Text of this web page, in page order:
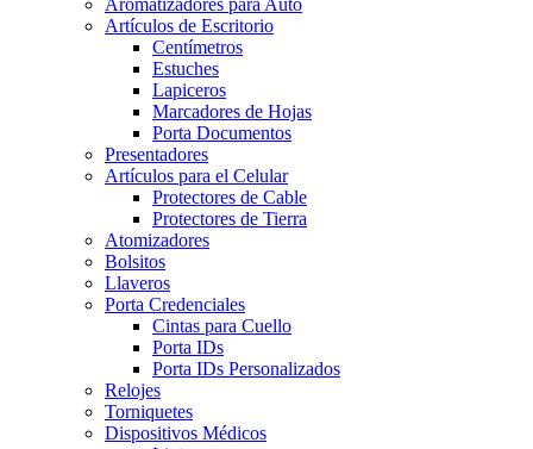
Aromatizadores para Auto
Artículos de Escritorio
Centímetros
Estuches
Lapiceros
Marcadores de Hojas
Porta Documentos
Presentadores
Artículos para el Celular
Protectores de Cable
Protectores de Tierra
Atomizadores
Bolsitos
Llaveros
Porta Credenciales
Cintas para Cuello
Porta IDs
Porta IDs Personalizados
Relojes
Torniquetes
Dispositivos Médicos